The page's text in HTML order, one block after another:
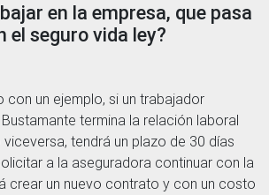
en la empresa, que pasa
el seguro vida ley?
un ejemplo, si un trabajador
termina la relación laboral
tendrá un plazo de 30 días
a la aseguradora continuar con la
crear un nuevo contrato y con un costo